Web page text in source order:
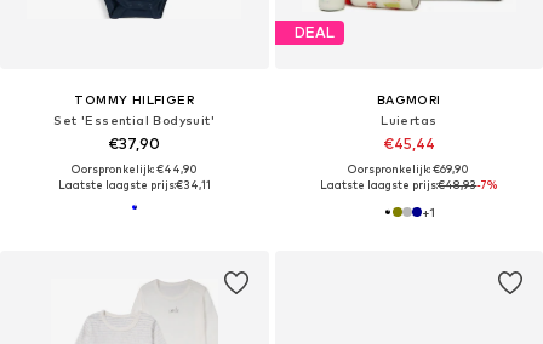
TOMMY HILFIGER
Set 'Essential Bodysuit'
€37,90
Oorspronkelijk: €44,90
Laatste laagste prijs:€34,11
DEAL
BAGMORI
Luiertas
€45,44
Oorspronkelijk: €69,90
Laatste laagste prijs:€48,93-7%
+1